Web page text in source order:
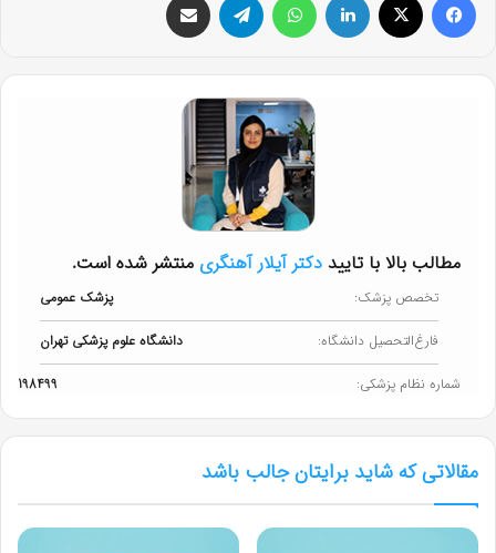
مطالب بالا با تایید دکتر آیلار آهنگری منتشر شده است.
تخصص پزشک: پزشک عمومی
فارغ‌التحصیل دانشگاه: دانشگاه علوم پزشکی تهران
شماره نظام پزشکی: 198499
مقالاتی که شاید برایتان جالب باشد